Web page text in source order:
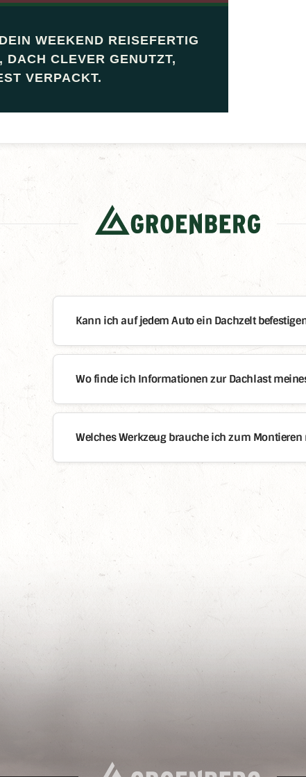
WEEKEND REISEFERTIG
CLEVER GENUTZT,
VERPACKT.
Kann ich auf jedem Auto ein Dachzelt
Wo finde ich Informationen zur Dachlast
Welches Werkzeug brauche ich zum Montieren